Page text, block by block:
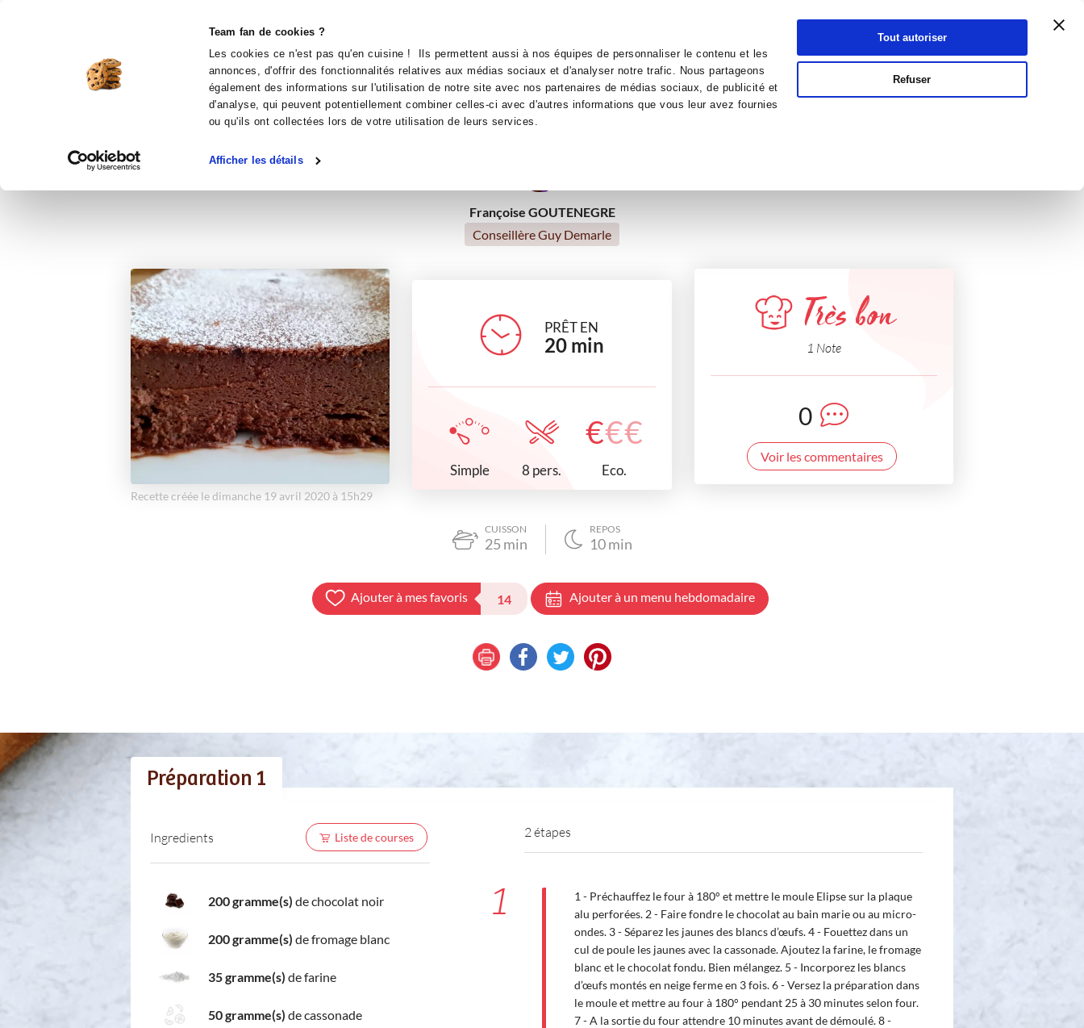
Team fan de cookies ?
Les cookies ce n'est pas qu'en cuisine ! Ils permettent aussi à nos équipes de personnaliser le contenu et les
annonces, d'offrir des fonctionnalités relatives aux médias sociaux et d'analyser notre trafic. Nous partageons
également des informations sur l'utilisation de notre site avec nos partenaires de médias sociaux, de publicité et
d'analyse, qui peuvent potentiellement combiner celles-ci avec d'autres informations que vous leur avez fournies
ou qu'ils ont collectées lors de votre utilisation de leurs services.
Afficher les détails
Tout autoriser
Refuser
RECETTES LE MAG LA BOUTIQUE Se connecter
Fondant au Chocolat Léger
Françoise GOUTENEGRE
Conseillère Guy Demarle
Recette créée le dimanche 19 avril 2020 à 15h29
PRÊT EN
20 min
Simple 8 pers.
€€€
Eco.
Très bon
1 Note
0
Voir les commentaires
CUISSON
25 min
REPOS
10min
Ajouter à mes favoris 14 Ajouter à un menu hebdomadaire
Préparation 1
Ingredients Liste de courses
200 gramme(s) de chocolat noir
200 gramme(s) de fromage blanc
35 gramme(s) de farine
50 gramme(s) de cassonade
2 étapes
1
1 - Préchauffez le four à 180° et mettre le moule Elipse sur la plaque
alu perforées. 2 - Faire fondre le chocolat au bain marie ou au micro-
ondes. 3 - Séparez les jaunes des blancs d’œufs. 4 - Fouettez dans un
cul de poule les jaunes avec la cassonade. Ajoutez la farine, le fromage
blanc et le chocolat fondu. Bien mélangez. 5 - Incorporez les blancs
d’œufs montés en neige ferme en 3 fois. 6 - Versez la préparation dans
le moule et mettre au four à 180° pendant 25 à 30 minutes selon four.
7 - A la sortie du four attendre 10 minutes avant de démoulé. 8 -